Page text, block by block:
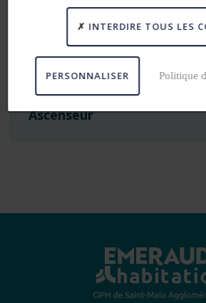
Année de mise en service
Résidence rénovée
Ascenseur
INTERDIRE TOUS LES
PERSONNALISER Politique